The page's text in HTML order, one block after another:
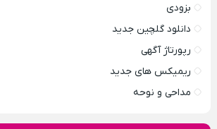
بزودی
دانلود گلچین جدید
رپورتاژ آگهی
ریمیکس های جدید
مداحی و نوحه